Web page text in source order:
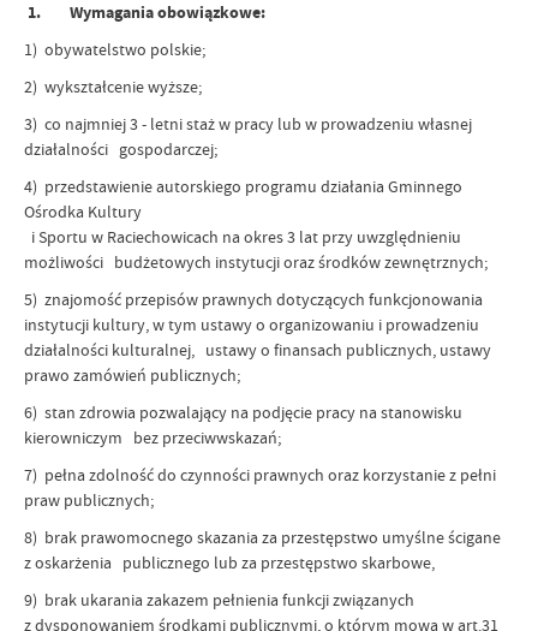
1. Wymagania obowiązkowe:
1) obywatelstwo polskie;
2) wykształcenie wyższe;
3) co najmniej 3 - letni staż w pracy lub w prowadzeniu własnej
działalności gospodarczej;
4) przedstawienie autorskiego programu działania Gminnego
Ośrodka Kultury
i Sportu w Raciechowicach na okres 3 lat przy uwzględnieniu
możliwości budżetowych instytucji oraz środków zewnętrznych;
5) znajomość przepisów prawnych dotyczących funkcjonowania
instytucji kultury, w tym ustawy o organizowaniu i prowadzeniu
działalności kulturalnej, ustawy o finansach publicznych, ustawy
prawo zamówień publicznych;
6) stan zdrowia pozwalający na podjęcie pracy na stanowisku
kierowniczym bez przeciwwskazań;
7) pełna zdolność do czynności prawnych oraz korzystanie z pełni
praw publicznych;
8) brak prawomocnego skazania za przestępstwo umyślne ścigane
z oskarżenia publicznego lub za przestępstwo skarbowe,
9) brak ukarania zakazem pełnienia funkcji związanych
z dysponowaniem środkami publicznymi, o którym mowa w art.31